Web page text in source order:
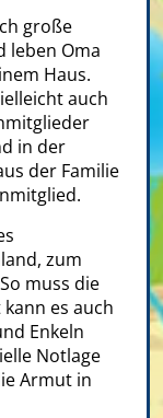
große
leben Oma
Haus.
auch
in der
der Familie
zum
muss die
es auch
Enkeln
Notlage
Armut in